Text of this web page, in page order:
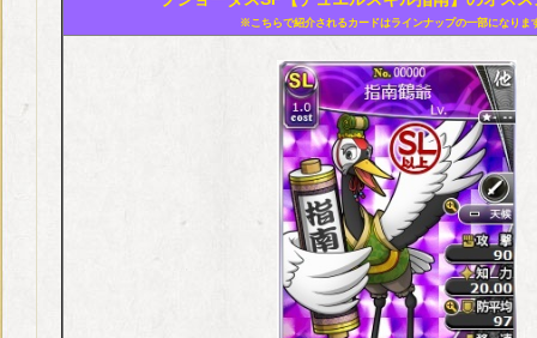
※こちらで紹介されるカードはラインナップの一部になりま